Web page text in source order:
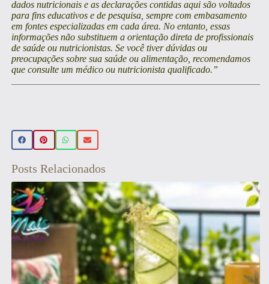
dados nutricionais e as declarações contidas aqui são voltados
para fins educativos e de pesquisa, sempre com embasamento
em fontes especializadas em cada área. No entanto, essas
informações não substituem a orientação direta de profissionais
de saúde ou nutricionistas. Se você tiver dúvidas ou
preocupações sobre sua saúde ou alimentação, recomendamos
que consulte um médico ou nutricionista qualificado.”
Posts Relacionados